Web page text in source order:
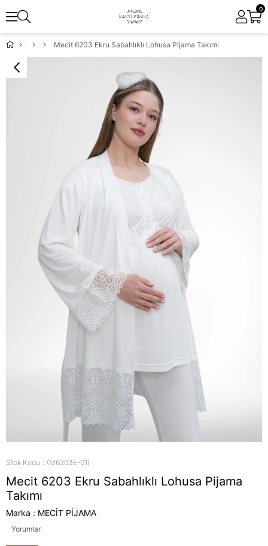
0
Mecit 6203 Ekru Sabahlıklı Lohusa Pijama Takımı
Stok Kodu (M6203E-01)
Mecit 6203 Ekru Sabahlıklı Lohusa Pijama
Takımı
Marka : MECİT PİJAMA
Yorumlar